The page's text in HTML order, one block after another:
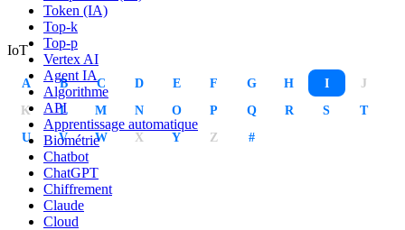
Token (IA)
Top-k
Top-p
Vertex AI
Agent IA
Algorithme
API
Apprentissage automatique
Biométrie
Chatbot
ChatGPT
Chiffrement
Claude
Cloud
IoT
A B C D E F G H I J
K L M N O P Q R S T
U V W X Y Z #